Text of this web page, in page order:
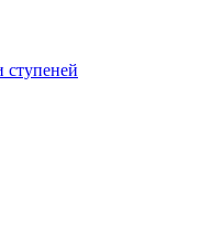
ступеней